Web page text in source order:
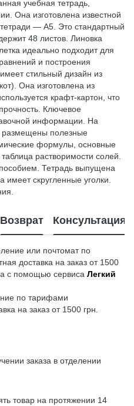
учебная тетрадь,
Она изготовлена известной
— А5. Это стандартный
48 листов. Линовка
идеально подходит для
и построения
стильный дизайн из
Она изготовлена из
крафт-картон, что
Ключевое
информации. На
размещены полезные
формулы, основные
растворимости солей.
Тетрадь выпущена
скругленные уголки.
Возврат Консультация
или почтомат по
доставка на заказ от 1500
с помощью сервиса Легкий
по тарифами
на заказ от 1500 грн.
заказа в отделении
товар на протяжении 14